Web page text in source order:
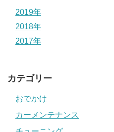
2019年
2018年
2017年
カテゴリー
おでかけ
カーメンテナンス